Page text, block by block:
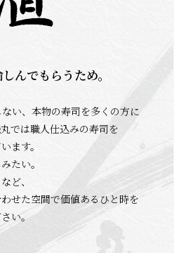
んでもらうため。
い、本物の寿司を多くの方に
では職人仕込みの寿司を
ます。
たい。
ど、
せた空間で価値あるひと時を
い。